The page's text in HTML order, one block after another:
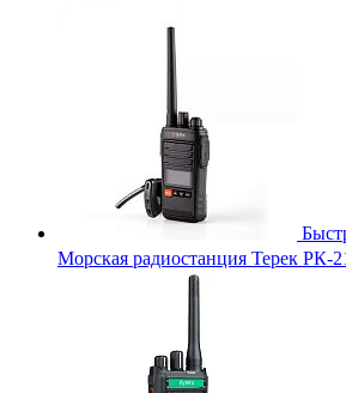
Морская радиостанция Терек РК-